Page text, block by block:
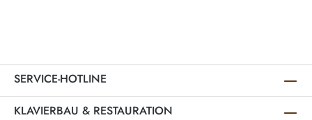
SERVICE-HOTLINE
KLAVIERBAU & RESTAURATION